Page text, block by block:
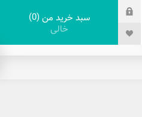
سبد خرید من 0
خالی